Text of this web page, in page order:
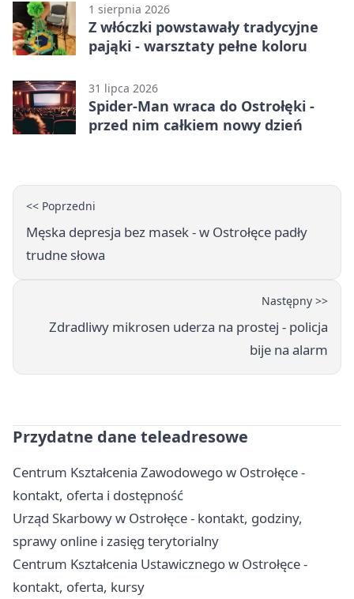
1 sierpnia 2026
Z włóczki powstawały tradycyjne
pająki - warsztaty pełne koloru
31 lipca 2026
Spider-Man wraca do Ostrołęki -
przed nim całkiem nowy dzień
<< Poprzedni
Męska depresja bez masek - w Ostrołęce padły
trudne słowa
Następny >>
Zdradliwy mikrosen uderza na prostej - policja
bije na alarm
Przydatne dane teleadresowe
Centrum Kształcenia Zawodowego w Ostrołęce -
kontakt, oferta i dostępność
Urząd Skarbowy w Ostrołęce - kontakt, godziny,
sprawy online i zasięg terytorialny
Centrum Kształcenia Ustawicznego w Ostrołęce -
kontakt, oferta, kursy